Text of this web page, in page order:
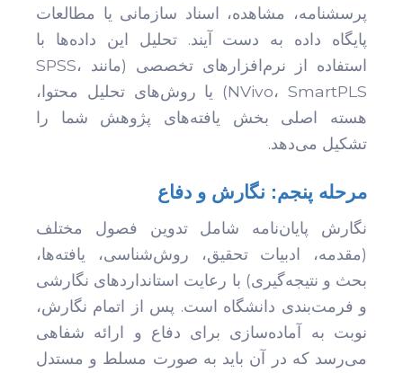
پرسشنامه، مشاهده، اسناد سازمانی یا مطالعات
پایگاه داده به دست آیند. تحلیل این داده‌ها با
استفاده از نرم‌افزارهای تخصصی (مانند SPSS،
NVivo، SmartPLS) یا روش‌های تحلیل محتوا،
هسته اصلی بخش یافته‌های پژوهش شما را
تشکیل می‌دهد.
مرحله پنجم: نگارش و دفاع
نگارش پایان‌نامه شامل تدوین فصول مختلف
(مقدمه، ادبیات تحقیق، روش‌شناسی، یافته‌ها،
بحث و نتیجه‌گیری) با رعایت استانداردهای نگارشی
و فرمت‌بندی دانشگاه است. پس از اتمام نگارش،
نوبت به آماده‌سازی برای دفاع و ارائه شفاهی
می‌رسد که در آن باید به صورت مسلط و مستدل